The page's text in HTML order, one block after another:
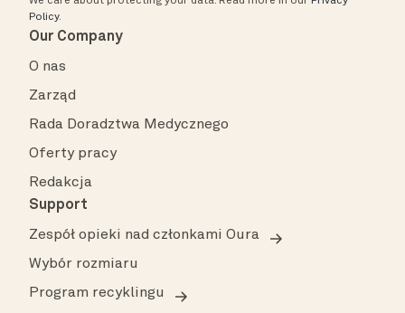
Policy.
Our Company
O nas
Zarząd
Rada Doradztwa Medycznego
Oferty pracy
Redakcja
Support
Zespół opieki nad członkami Oura
Wybór rozmiaru
Program recyklingu